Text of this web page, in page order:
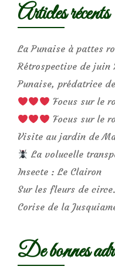
Articles récents
La Punaise à pattes
Rétrospective de juin
Punaise, prédatrice
Focus sur le
Focus sur le
Visite au jardin de
La volucelle
Insecte : Le Clairon
Sur les fleurs de
Corise de la
De bonnes